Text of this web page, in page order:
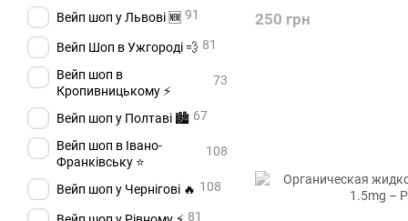
250 грн
Вейп шоп у Львові 🆕 91
Вейп Шоп в Ужгороді 💨 81
Вейп шоп в
Кропивницькому ⚡
73
Вейп шоп у Полтаві 🏙️ 67
Вейп шоп в Івано-
Франківську ⭐
108
Вейп шоп у Чернігові 🔥 108
81